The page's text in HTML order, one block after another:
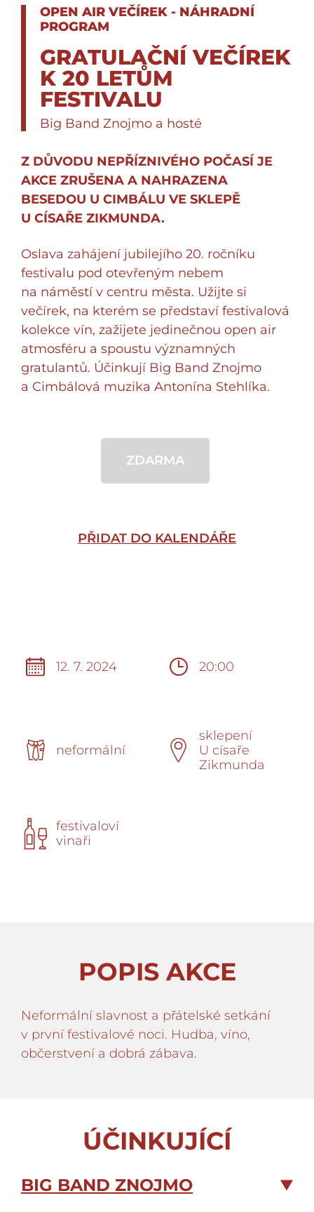
OPEN AIR VEČÍREK - NÁHRADNÍ
PROGRAM
GRATULAČNÍ VEČÍREK
K 20 LETŮM
FESTIVALU
Big Band Znojmo a hosté
Z DŮVODU NEPŘÍZNIVÉHO POČASÍ JE
AKCE ZRUŠENA A NAHRAZENA
BESEDOU U CIMBÁLU VE SKLEPĚ
U CÍSAŘE ZIKMUNDA.
Oslava zahájení jubilejího 20. ročníku
festivalu pod otevřeným nebem
na náměstí v centru města. Užijte si
večírek, na kterém se představí festivalová
kolekce vín, zažijete jedinečnou open air
atmosféru a spoustu významných
gratulantů. Účinkují Big Band Znojmo
a Cimbálová muzika Antonína Stehlíka.
ZDARMA
PŘIDAT DO KALENDÁŘE
12. 7. 2024 20:00
neformální
sklepení
U císaře
Zikmunda
festivaloví
vinaři
POPIS AKCE
Neformální slavnost a přátelské setkání
v první festivalové noci. Hudba, víno,
občerstvení a dobrá zábava.
ÚČINKUJÍCÍ
BIG BAND ZNOJMO